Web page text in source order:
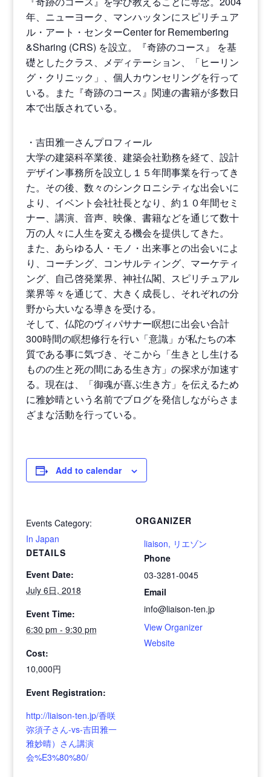
年、ニューヨーク、マンハッタンにスピリチュア
ル・アート・センターCenter for Remembering
&Sharing (CRS) を設立。『奇跡のコース』 を基
礎としたクラス、メディテーション、「ヒーリン
グ・クリニック」、個人カウンセリングを行って
いる。また『奇跡のコース』関連の書籍が多数日
本で出版されている。
・吉田雅一さんプロフィール
大学の建築科卒業後、建築会社勤務を経て、設計
デザイン事務所を設立し１５年間事業を行ってき
た。その後、数々のシンクロニシティな出会いに
より、イベント会社社長となり、約１０年間セミ
ナー、講演、音声、映像、書籍などを通じて数十
万の人々に人生を変える機会を提供してきた。
また、あらゆる人・モノ・出来事との出会いによ
り、コーチング、コンサルティング、マーケティ
ング、自己啓発業界、神社仏閣、スピリチュアル
業界等々を通じて、大きく成長し、それぞれの分
野から大いなる導きを受ける。
そして、仏陀のヴィパサナー瞑想に出会い合計
300時間の瞑想修行を行い「意識」が私たちの本
質である事に気づき、そこから「生きとし生ける
ものの生と死の間にある生き方」の探求が加速す
る。現在は、「御魂が喜ぶ生き方」を伝えるため
に雅妙晴という名前でブログを発信しながらさま
ざまな活動を行っている。
Add to calendar
Events Category:
In Japan
DETAILS
Event Date:
July 6日, 2018
Event Time:
6:30 pm - 9:30 pm
Cost:
10,000円
Event Registration:
http://liaison-ten.jp/香咲
弥須子さん-vs-吉田雅一
雅妙晴）さん講演
会%E3%80%80/
ORGANIZER
liaison, リエゾン
Phone
03-3281-0045
Email
info@liaison-ten.jp
View Organizer
Website